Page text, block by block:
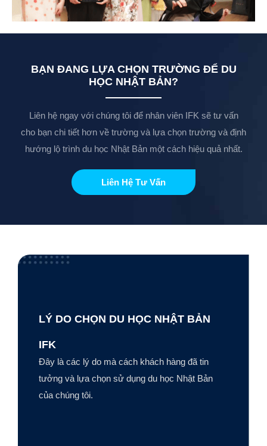
BẠN ĐANG LỰA CHỌN TRƯỜNG ĐỂ DU
HỌC NHẬT BẢN?
Liên hệ ngay với chúng tôi để nhân viên IFK sẽ tư vấn
cho bạn chi tiết hơn về trường và lựa chọn trường và định
hướng lộ trình du học Nhật Bản một cách hiệu quả nhất.
Liên Hệ Tư Vấn
LÝ DO CHỌN DU HỌC NHẬT BẢN
IFK
Đây là các lý do mà cách khách hàng đã tin
tưởng và lựa chọn sử dụng du học Nhật Bản
của chúng tôi.